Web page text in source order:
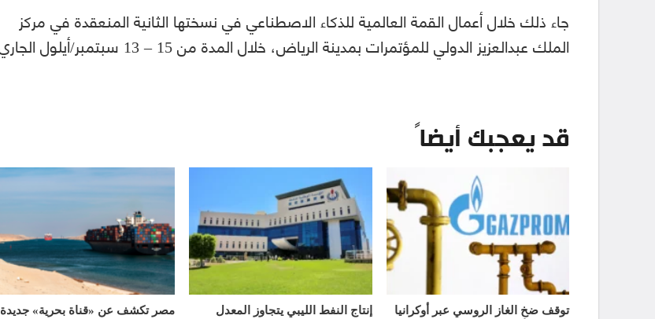
جاء ذلك خلال أعمال القمة العالمية للذكاء الاصطناعي في نسختها الثانية المنعقدة في مركز
الملك عبدالعزيز الدولي للمؤتمرات بمدينة الرياض، خلال المدة من 15 – 13 سبتمبر/أيلول الجاري.
قد يعجبك أيضاً
توقف ضخ الغاز الروسي عبر أوكرانيا
إنتاج النفط الليبي يتجاوز المعدل
مصر تكشف عن «قناة بحرية» جديدة